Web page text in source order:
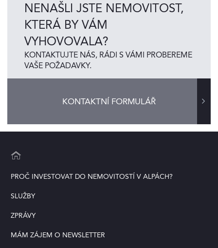
NENAŠLI JSTE NEMOVITOST,
KTERÁ BY VÁM
VYHOVOVALA?
KONTAKTUJTE NÁS, RÁDI S VÁMI PROBEREME
VAŠE POŽADAVKY.
KONTAKTNÍ FORMULÁŘ
PROČ INVESTOVAT DO NEMOVITOSTÍ V ALPÁCH?
SLUŽBY
ZPRÁVY
MÁM ZÁJEM O NEWSLETTER